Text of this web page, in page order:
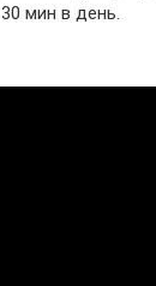
30 мин в день.